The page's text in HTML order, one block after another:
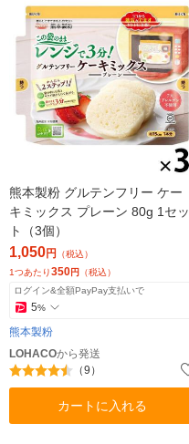
熊本製粉 グルテンフリー ケー
キミックス プレーン 80g 1セッ
ト（3個）
1,050円
（税込）
1つあたり350円 （税込）
ログイン&全額PayPay支払いで
5%
熊本製粉
LOHACOから発送
（9）
カートに入れる